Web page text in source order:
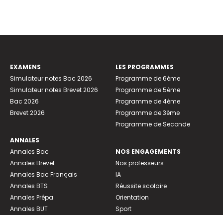
EXAMENS
Simulateur notes Bac 2026
Simulateur notes Brevet 2026
Bac 2026
Brevet 2026
ANNALES
Annales Bac
Annales Brevet
Annales Bac Français
Annales BTS
Annales Prépa
Annales BUT
LES PROGRAMMES
Programme de 6ème
Programme de 5ème
Programme de 4ème
Programme de 3ème
Programme de Seconde
NOS ENGAGEMENTS
Nos professeurs
IA
Réussite scolaire
Orientation
Sport